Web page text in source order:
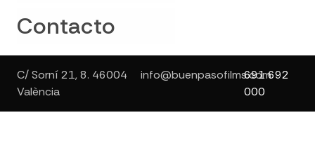
Contacto
C/ Sorní 21, 8. 46004
València
info@buenpasofilms.com
691 692
000